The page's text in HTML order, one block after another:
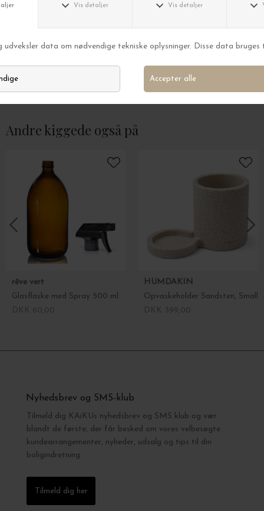
'Nduja, 180 gr.
DKK 89,00
DKK 39,00
Andre kiggede også på
rêve vert
Glasflaske med Spray 500 ml.
HUMDAKIN
Opvaskeholder Sandsten, Small
Nyhedsbrev og SMS-klub
Tilmeld dig KAiKUs nyhedsbrev og SMS klub og vær
blandt de første, der får besked om vores velbesøgte
kundearrangementer, nyheder, udsalg og tips til din
boligindretning.
Tilmeld dig her